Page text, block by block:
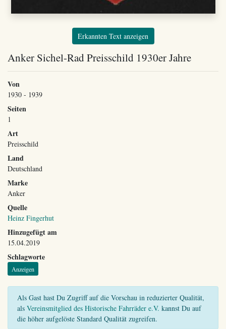
Erkannten Text anzeigen
Anker Sichel-Rad Preisschild 1930er Jahre
Von
1930 - 1939
Seiten
1
Art
Preisschild
Land
Deutschland
Marke
Anker
Quelle
Heinz Fingerhut
Hinzugefügt am
15.04.2019
Schlagworte
Anzeigen
Als Gast hast Du Zugriff auf die Vorschau in reduzierter Qualität,
als Vereinsmitglied des Historische Fahrräder e.V. kannst Du auf
die höher aufgelöste Standard Qualität zugreifen.